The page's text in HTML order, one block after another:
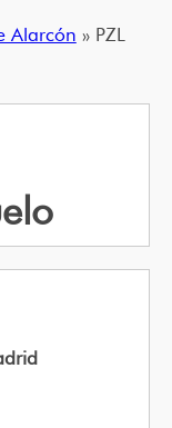
Alarcón » PZL